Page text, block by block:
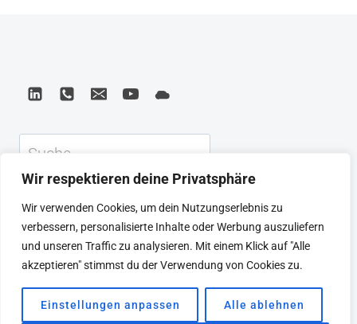
Wir respektieren deine Privatsphäre
Wir verwenden Cookies, um dein Nutzungserlebnis zu
verbessern, personalisierte Inhalte oder Werbung auszuliefern
und unseren Traffic zu analysieren. Mit einem Klick auf "Alle
akzeptieren" stimmst du der Verwendung von Cookies zu.
Einstellungen anpassen Alle ablehnen
Suchen
KEYNOTE BEIRAT
CTRL+ALT+LEAD
MEINE ARTIKEL
BUCHEMPFEHLUNGEN
PODCAST
KONTAKT
SEBASTIAN
IMPRESSUM
DATENSCHUTZERKLÄRUNG
© 2026 SEBASTIAN WINKLER